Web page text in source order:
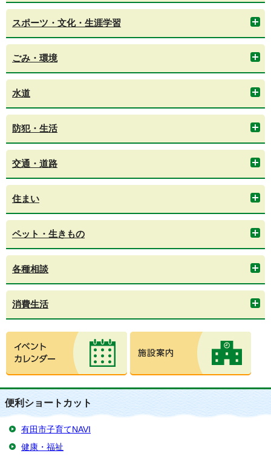
スポーツ・文化・生涯学習
ごみ・環境
水道
防犯・生活
交通・道路
住まい
ペット・生きもの
各種相談
消費生活
便利ショートカット
有田市子育てNAVI
健康・福祉